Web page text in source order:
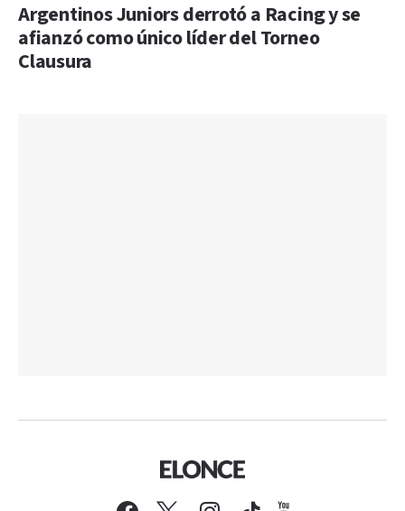
Argentinos Juniors derrotó a Racing y se
afianzó como único líder del Torneo
Clausura